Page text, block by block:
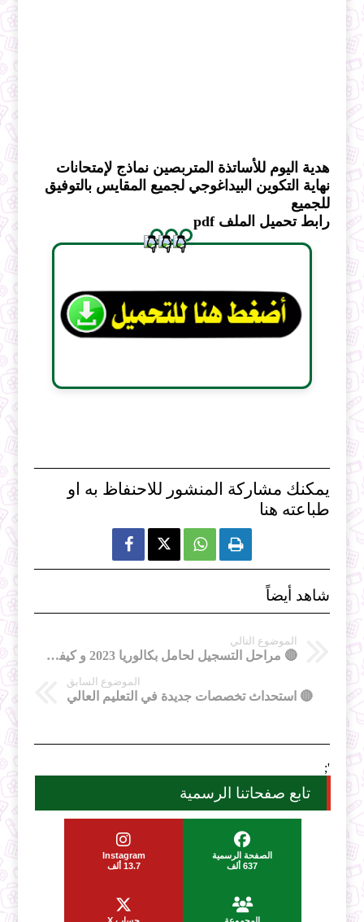
هدية اليوم للأساتذة المتربصين نماذج لإمتحانات
نهاية التكوين البيداغوجي لجميع المقايس بالتوفيق
للجميع
رابط تحميل الملف pdf
يمكنك مشاركة المنشور للاحنفاظ به او
طباعته هنا
  
شاهد أيضاً
الموضوع التالي
🔴 مراحل التسجيل لحامل بكالوريا 2023 و كيفية اختيار التخصص
الموضوع السابق
🔴 استحداث تخصصات جديدة في التعليم العالي
';
تابع صفحاتنا الرسمية
الصفحة الرسمية
637 ألف
Instagram
13.7 ألف